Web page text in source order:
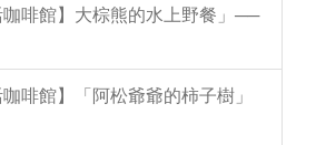
啡館】大棕熊的水上野餐」──
啡館】「阿松爺爺的柿子樹」